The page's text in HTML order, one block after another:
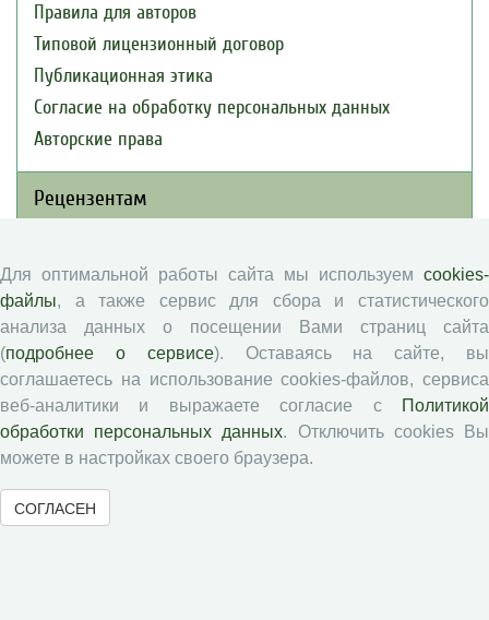
Правила для авторов
Типовой лицензионный договор
Публикационная этика
Согласие на обработку персональных данных
Авторские права
Рецензентам
Положение о рецензировании
Форма рецензии
Журналы ВолНЦ РАН
Экономические и социальные перемены
Проблемы развития территории
Вопросы территориального развития
Для оптимальной работы сайта мы используем cookies-
файлы, а также сервис для сбора и статистического
анализа данных о посещении Вами страниц сайта
(подробнее о сервисе). Оставаясь на сайте, вы
соглашаетесь на использование cookies-файлов, сервиса
веб-аналитики и выражаете согласие с
Политикой
обработки персональных данных. Отключить cookies Вы
можете в настройках своего браузера.
СОГЛАСЕН